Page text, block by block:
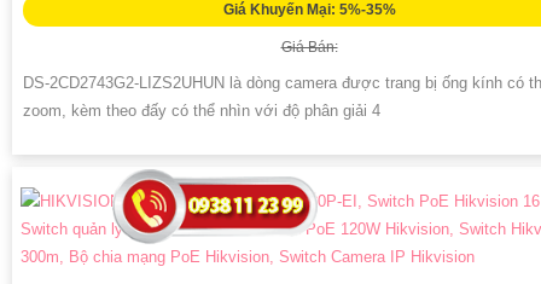
Giá Khuyến Mại: 5%-35%
Giá Bán:
DS-2CD2743G2-LIZS2UHUN là dòng camera được trang bị ống kính có
zoom, kèm theo đấy có thể nhìn với độ phân giải 4